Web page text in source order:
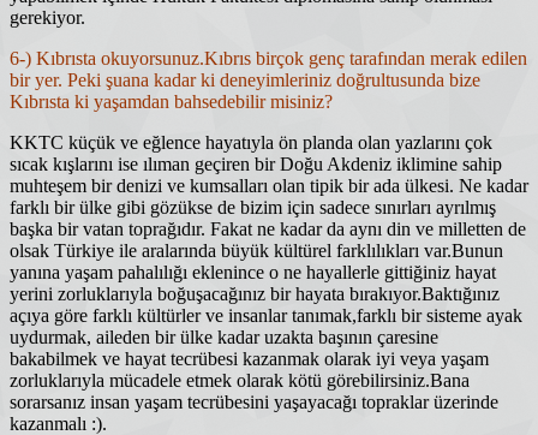
gerekiyor.
6-) Kıbrısta okuyorsunuz.Kıbrıs birçok genç tarafından merak edilen
bir yer. Peki şuana kadar ki deneyimleriniz doğrultusunda bize
Kıbrısta ki yaşamdan bahsedebilir misiniz?
KKTC küçük ve eğlence hayatıyla ön planda olan yazlarını çok
sıcak kışlarını ise ılıman geçiren bir Doğu Akdeniz iklimine sahip
muhteşem bir denizi ve kumsalları olan tipik bir ada ülkesi. Ne kadar
farklı bir ülke gibi gözükse de bizim için sadece sınırları ayrılmış
başka bir vatan toprağıdır. Fakat ne kadar da aynı din ve milletten de
olsak Türkiye ile aralarında büyük kültürel farklılıkları var.Bunun
yanına yaşam pahalılığı eklenince o ne hayallerle gittiğiniz hayat
yerini zorluklarıyla boğuşacağınız bir hayata bırakıyor.Baktığınız
açıya göre farklı kültürler ve insanlar tanımak,farklı bir sisteme ayak
uydurmak, aileden bir ülke kadar uzakta başının çaresine
bakabilmek ve hayat tecrübesi kazanmak olarak iyi veya yaşam
zorluklarıyla mücadele etmek olarak kötü görebilirsiniz.Bana
sorarsanız insan yaşam tecrübesini yaşayacağı topraklar üzerinde
kazanmalı :).